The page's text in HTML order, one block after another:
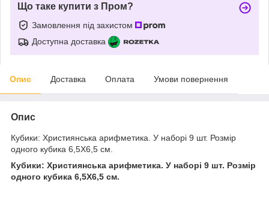
Що таке купити з Пром?
Замовлення під захистом
Доступна доставка
Опис Доставка Оплата Умови повернення
Опис
Кубики: Християнська арифметика. У наборі 9 шт. Розмір
одного кубика 6,5Х6,5 см.
Кубики: Християнська арифметика. У наборі 9 шт. Розмір
одного кубика 6,5Х6,5 см.